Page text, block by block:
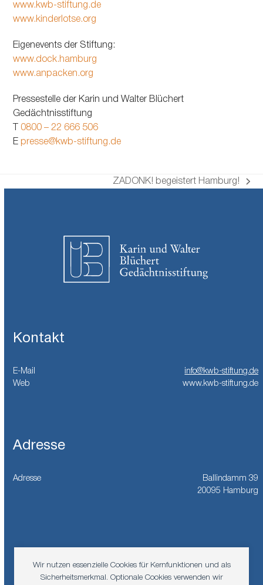
Wir nutzen essenzielle Cookies für Kernfunktionen und als
Sicherheitsmerkmal. Optionale Cookies verwenden wir
www.kwb-stiftung.de
www.kinderlotse.org
Eigenevents der Stiftung:
www.dock.hamburg
www.anpacken.org
Pressestelle der Karin und Walter Blüchert
Gedächtnisstiftung
0800 – 22 666 506
E presse@kwb-stiftung.de
Nächster
ZADONK! begeistert Hamburg!
Kontakt
E-Mail
info@kwb-stiftung.de
Web
www.kwb-stiftung.de
Adresse
Adresse
Ballindamm 39
20095 Hamburg
FacebookInstagramLinkedIn